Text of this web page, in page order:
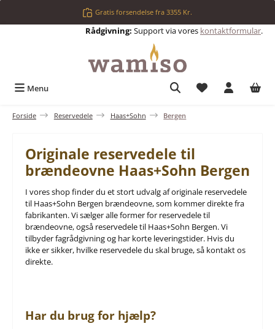
Gratis forsendelse fra 3355 Kr.
Rådgivning: Support via vores kontaktformular.
Menu Du har 0
Forside Reservedele Haas+Sohn Bergen
Originale reservedele til
brændeovne Haas+Sohn Bergen
I vores shop finder du et stort udvalg af originale reservedele
til Haas+Sohn Bergen brændeovne, som kommer direkte fra
fabrikanten. Vi sælger alle former for reservedele til
brændeovne, også reservedele til Haas+Sohn Bergen. Vi
tilbyder fagrådgivning og har korte leveringstider. Hvis du
ikke er sikker, hvilke reservedele du skal bruge, så kontakt os
direkte.
Har du brug for hjælp?